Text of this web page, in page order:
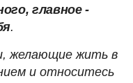
главное -
.
желающие жить в
и относитесь